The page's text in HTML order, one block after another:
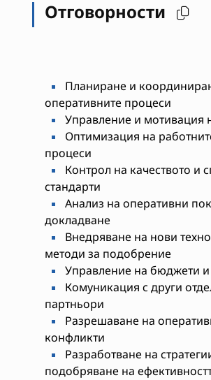
Отговорности
Планиране и
оперативните процеси
Управление и мотивация
Оптимизация на
процеси
Контрол на качеството и
стандарти
Анализ на оперативни
докладване
Внедряване на нови
методи за подобрение
Управление на бюджети и
Комуникация с други
партньори
Разрешаване на
конфликти
Разработване на
подобряване на